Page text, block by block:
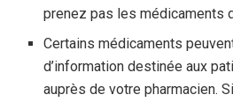
prenez pas les médicaments
Certains médicaments
d’information destinée aux
auprès de votre pharmacien.